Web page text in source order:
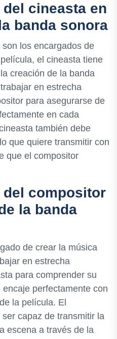
cineasta en
banda sonora
los encargados de
el cineasta tiene
creación de la banda
en estrecha
para asegurarse de
en cada
también debe
que quiere transmitir con
que el compositor
compositor
la banda
de crear la música
en estrecha
para comprender su
perfectamente con
la película. El
capaz de transmitir la
escena a través de la